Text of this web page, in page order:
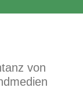
von